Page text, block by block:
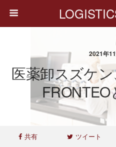
2021年
医薬卸スズケ
共有 ツイート